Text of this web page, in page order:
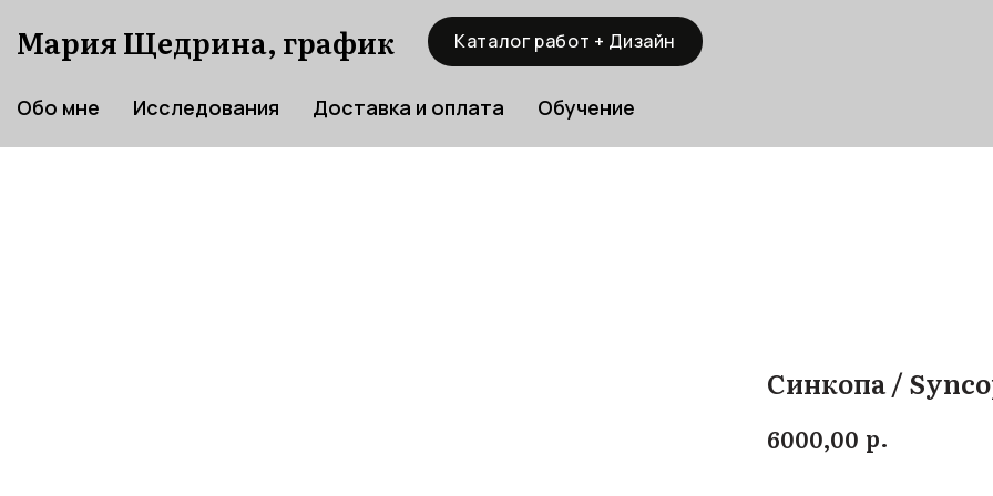
Мария Щедрина, график Каталог работ + Дизайн
Обо мне Исследования Доставка и оплата Обучение
Синкопа /
6000,00 р.